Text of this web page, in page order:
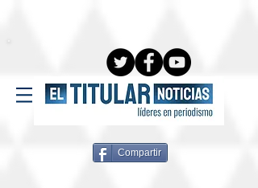
Compartir